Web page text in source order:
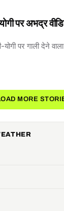
पर अभद्र
पर गाली देने
MORE